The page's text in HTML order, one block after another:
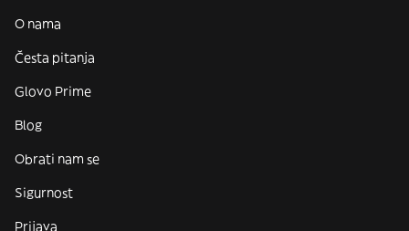
O nama
Česta pitanja
Glovo Prime
Blog
Obrati nam se
Sigurnost
Prijava